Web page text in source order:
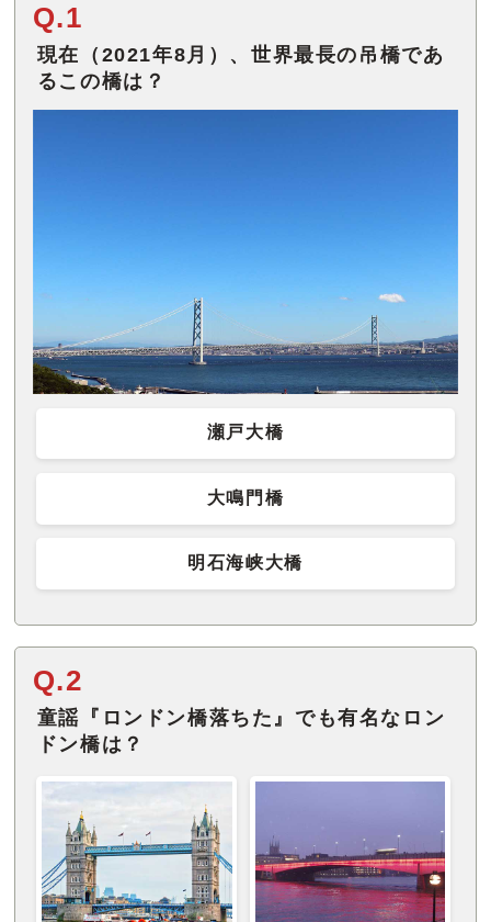
Q.1
現在（2021年8月）、世界最長の吊橋であ
るこの橋は？
瀬戸大橋
大鳴門橋
明石海峡大橋
Q.2
童謡『ロンドン橋落ちた』でも有名なロン
ドン橋は？